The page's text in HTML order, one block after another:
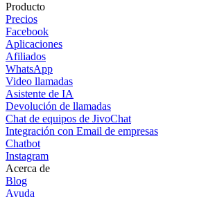
Producto
Precios
Facebook
Aplicaciones
Afiliados
WhatsApp
Video llamadas
Asistente de IA
Devolución de llamadas
Chat de equipos de JivoChat
Integración con Email de empresas
Chatbot
Instagram
Acerca de
Blog
Ayuda